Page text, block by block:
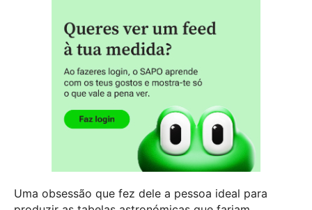
Uma obsessão que fez dele a pessoa ideal para